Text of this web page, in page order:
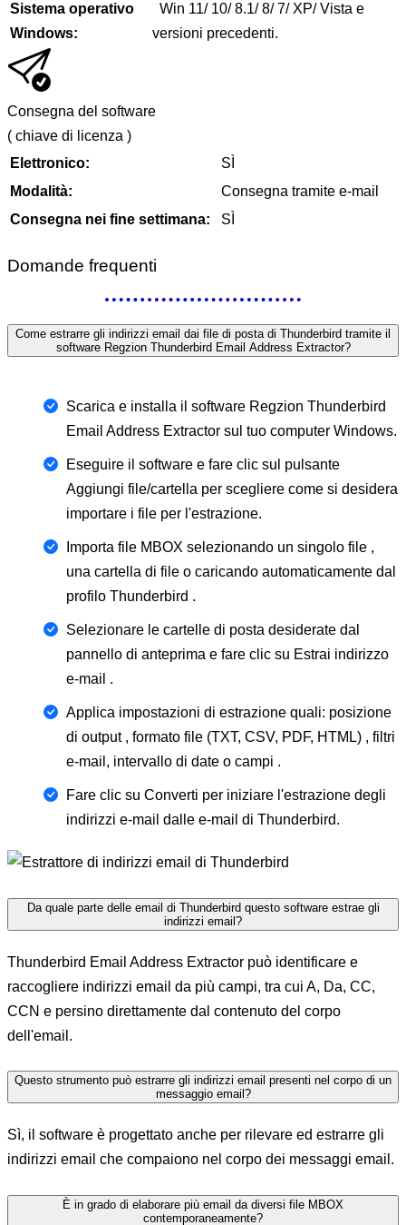
Sistema operativo
Windows:
Win 11/ 10/ 8.1/ 8/ 7/ XP/ Vista e
versioni precedenti.
Consegna del software
( chiave di licenza )
Elettronico:
SÌ
Modalità:
Consegna tramite e-mail
Consegna nei fine settimana:
SÌ
Domande frequenti
Come estrarre gli indirizzi email dai file di posta di Thunderbird tramite il
software Regzion Thunderbird Email Address Extractor?
Scarica e installa il software Regzion Thunderbird
Email Address Extractor sul tuo computer Windows.
Eseguire il software e fare clic sul pulsante
Aggiungi file/cartella per scegliere come si desidera
importare i file per l'estrazione.
Importa file MBOX selezionando un singolo file ,
una cartella di file o caricando automaticamente dal
profilo Thunderbird .
Selezionare le cartelle di posta desiderate dal
pannello di anteprima e fare clic su Estrai indirizzo
e-mail .
Applica impostazioni di estrazione quali: posizione
di output , formato file (TXT, CSV, PDF, HTML) , filtri
e-mail, intervallo di date o campi .
Fare clic su Converti per iniziare l'estrazione degli
indirizzi e-mail dalle e-mail di Thunderbird.
Da quale parte delle email di Thunderbird questo software estrae gli
indirizzi email?
Thunderbird Email Address Extractor può identificare e
raccogliere indirizzi email da più campi, tra cui A, Da, CC,
CCN e persino direttamente dal contenuto del corpo
dell'email.
Questo strumento può estrarre gli indirizzi email presenti nel corpo di un
messaggio email?
Sì, il software è progettato anche per rilevare ed estrarre gli
indirizzi email che compaiono nel corpo dei messaggi email.
È in grado di elaborare più email da diversi file MBOX
contemporaneamente?